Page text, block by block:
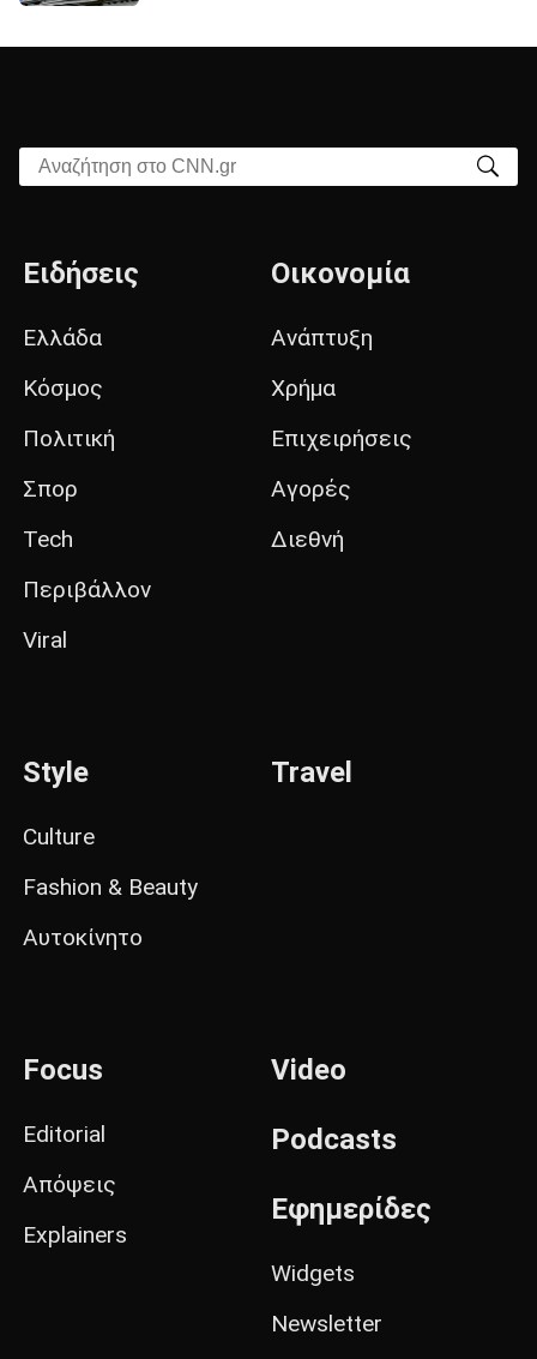
Αναζήτηση στο CNN.gr
Ειδήσεις
Ελλάδα
Κόσμος
Πολιτική
Σπορ
Tech
Περιβάλλον
Viral
Οικονομία
Ανάπτυξη
Χρήμα
Επιχειρήσεις
Αγορές
Διεθνή
Style
Culture
Fashion & Beauty
Αυτοκίνητο
Travel
Focus
Editorial
Απόψεις
Explainers
Video
Podcasts
Εφημερίδες
Widgets
Newsletter